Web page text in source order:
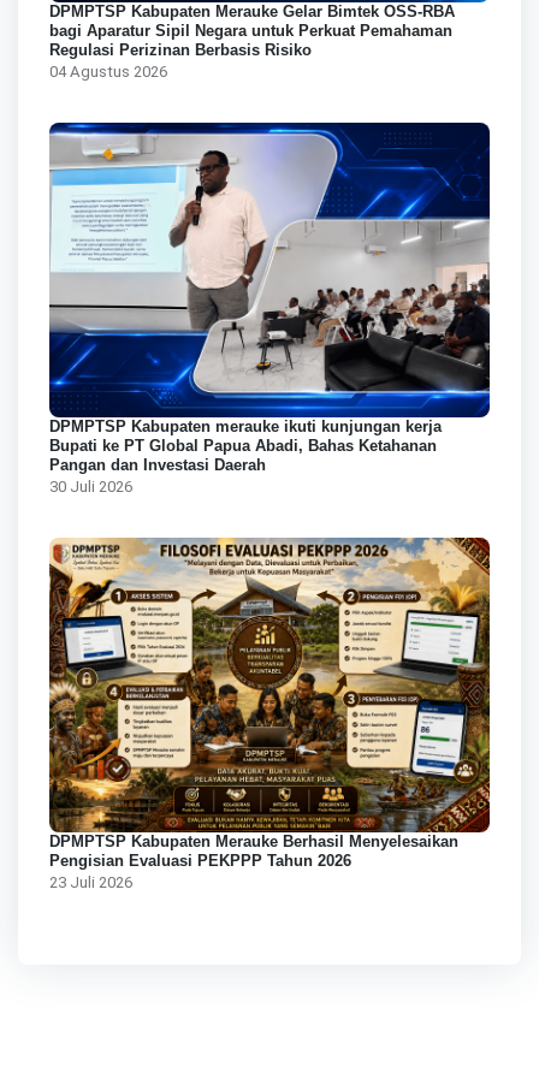
DPMPTSP Kabupaten Merauke Gelar Bimtek OSS-RBA
bagi Aparatur Sipil Negara untuk Perkuat Pemahaman
Regulasi Perizinan Berbasis Risiko
04 Agustus 2026
DPMPTSP Kabupaten merauke ikuti kunjungan kerja
Bupati ke PT Global Papua Abadi, Bahas Ketahanan
Pangan dan Investasi Daerah
30 Juli 2026
DPMPTSP Kabupaten Merauke Berhasil Menyelesaikan
Pengisian Evaluasi PEKPPP Tahun 2026
23 Juli 2026